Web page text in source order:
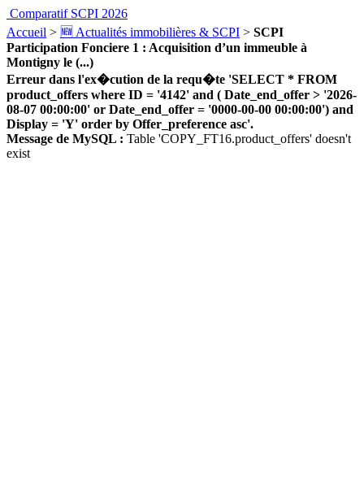
Comparatif SCPI 2026
Accueil > 🆕 Actualités immobilières & SCPI > SCPI
Participation Fonciere 1 : Acquisition d’un immeuble à
Montigny le (...)
Erreur dans l'ex�cution de la requ�te 'SELECT * FROM
product_offers where ID = '4142' and ( Date_end_offer > '2026-
08-07 00:00:00' or Date_end_offer = '0000-00-00 00:00:00') and
Display = 'Y' order by Offer_preference asc'.
Message de MySQL : Table 'COPY_FT16.product_offers' doesn't
exist